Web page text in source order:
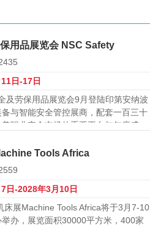
用品展览会 NSC Safety
日-17日
及劳保用品展览会9月登陆印第安纳波
与智能安全管控展商，配套一百三十
职业安全市场的重要平台与年度盛
值...
Tools Africa
日-2028年3月10日
床展Machine Tools Africa将于3月7-10
办，展览面积30000平方米，400家